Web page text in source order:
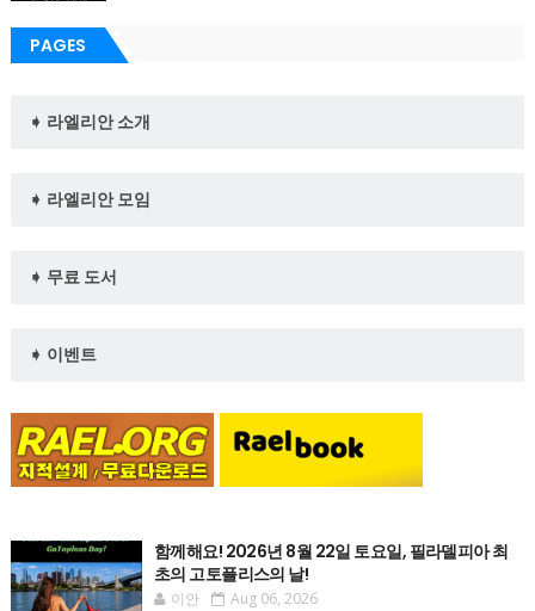
PAGES
➧ 라엘리안 소개
➧ 라엘리안 모임
➧ 무료 도서
➧ 이벤트
함께해요! 2026년 8월 22일 토요일, 필라델피아 최
초의 고토플리스의 날!
이안 Aug 06, 2026